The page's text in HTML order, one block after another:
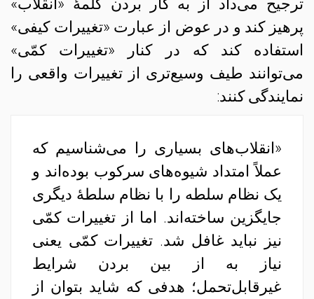
ترجیح می‌داد از به کار بردن کلمهٔ «انقلاب»
پرهیز کند و در عوض از عبارت «تغییرات کیفی»
استفاده کند که در کنار «تغییرات کمّی»
می‌توانند طیف وسیع‌تری از تغییرات واقعی را
نمایندگی کنند:
«انقلاب‌های بسیاری را می‌شناسیم که
عملاً امتداد شیوه‌های سرکوب بوده‌اند و
یک نظام سلطه را با نظام سلطهٔ دیگری
جایگزین ساخته‌اند. اما از تغییرات کمّی
نیز نباید غافل شد. تغییرات کمّی یعنی
نیاز به از بین بردن شرایط
غیرقابل‌تحمل؛ هدفی که شاید بتوان از